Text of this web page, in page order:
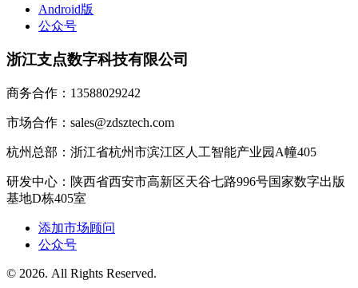
Android版
公众号
浙江支点数字科技有限公司
商务合作：13588029242
市场合作：sales@zdsztech.com
杭州总部：浙江省杭州市滨江区人工智能产业园A幢405
研发中心：陕西省西安市高新区天谷七路996号国家数字出版
基地D栋405室
添加市场顾问
公众号
© 2026. All Rights Reserved.